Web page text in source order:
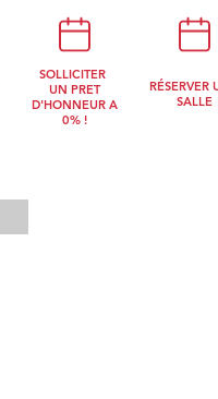
SOLLICITER
UN PRET
D'HONNEUR A
0% !
RÉSERVER
SALLE